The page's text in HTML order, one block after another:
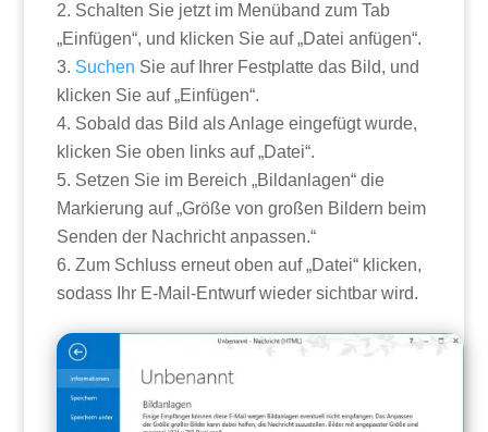
Schalten Sie jetzt im Menüband zum Tab
„Einfügen“, und klicken Sie auf „Datei anfügen“.
Suchen Sie auf Ihrer Festplatte das Bild, und
klicken Sie auf „Einfügen“.
Sobald das Bild als Anlage eingefügt wurde,
klicken Sie oben links auf „Datei“.
Setzen Sie im Bereich „Bildanlagen“ die
Markierung auf „Größe von großen Bildern beim
Senden der Nachricht anpassen.“
Zum Schluss erneut oben auf „Datei“ klicken,
sodass Ihr E-Mail-Entwurf wieder sichtbar wird.